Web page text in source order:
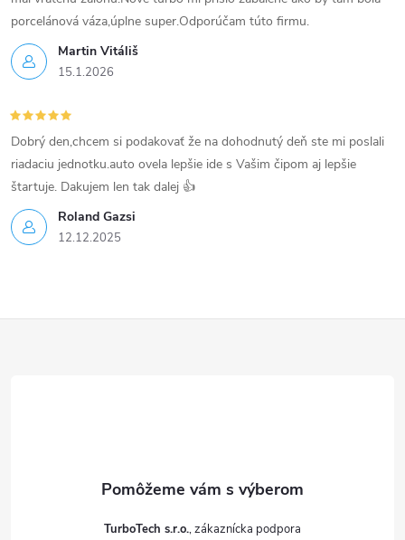
ý
p
s
u
Martin Vitáliš
15.1.2026
porcelánová váza,úplne super.Odporúčam túto firmu.
Roland Gazsi
12.12.2025
Dobrý den,chcem si podakovať že na dohodnutý deň ste mi poslali
riadaciu jednotku.auto ovela lepšie ide s Vašim čipom aj lepšie
štartuje. Dakujem len tak dalej 👍
TurboTech s.r.o.